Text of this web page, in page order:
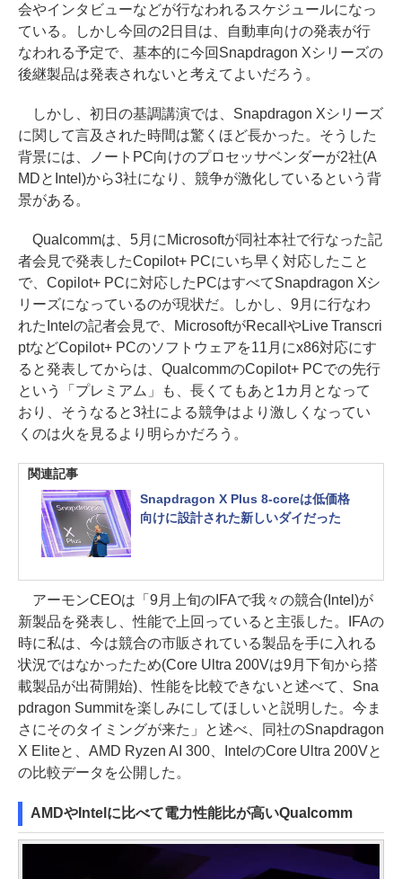
会やインタビューなどが行なわれるスケジュールになっ
ている。しかし今回の2日目は、自動車向けの発表が行
なわれる予定で、基本的に今回Snapdragon Xシリーズの
後継製品は発表されないと考えてよいだろう。
しかし、初日の基調講演では、Snapdragon Xシリーズ
に関して言及された時間は驚くほど長かった。そうした
背景には、ノートPC向けのプロセッサベンダーが2社(A
MDとIntel)から3社になり、競争が激化しているという背
景がある。
Qualcommは、5月にMicrosoftが同社本社で行なった記
者会見で発表したCopilot+ PCにいち早く対応したこと
で、Copilot+ PCに対応したPCはすべてSnapdragon Xシ
リーズになっているのが現状だ。しかし、9月に行なわ
れたIntelの記者会見で、MicrosoftがRecallやLive Transcri
ptなどCopilot+ PCのソフトウェアを11月にx86対応にす
ると発表してからは、QualcommのCopilot+ PCでの先行
という「プレミアム」も、長くてもあと1カ月となって
おり、そうなると3社による競争はより激しくなってい
くのは火を見るより明らかだろう。
関連記事
Snapdragon X Plus 8-coreは低価格
向けに設計された新しいダイだった
アーモンCEOは「9月上旬のIFAで我々の競合(Intel)が
新製品を発表し、性能で上回っていると主張した。IFAの
時に私は、今は競合の市販されている製品を手に入れる
状況ではなかったため(Core Ultra 200Vは9月下旬から搭
載製品が出荷開始)、性能を比較できないと述べて、Sna
pdragon Summitを楽しみにしてほしいと説明した。今ま
さにそのタイミングが来た」と述べ、同社のSnapdragon
X Eliteと、AMD Ryzen AI 300、IntelのCore Ultra 200Vと
の比較データを公開した。
AMDやIntelに比べて電力性能比が高いQualcomm